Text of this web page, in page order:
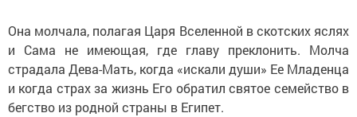
Она молчала, полагая Царя Вселенной в скотских яслях
и Сама не имеющая, где главу преклонить. Молча
страдала Дева-Мать, когда «искали души» Ее Младенца
и когда страх за жизнь Его обратил святое семейство в
бегство из родной страны в Египет.